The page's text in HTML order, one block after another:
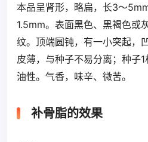
本品呈肾形，略扁，长3～
1.5mm。表面黑色、黑褐色或
纹。顶端圆钝，有一小突起，
皮薄，与种子不易分离；种子
油性。气香，味辛、微苦。
补骨脂的效果